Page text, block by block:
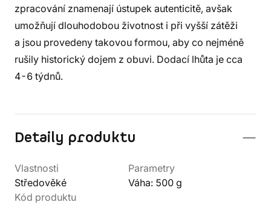
zpracování znamenají ústupek autenticitě, avšak
umožňují dlouhodobou životnost i při vyšší zátěži
a jsou provedeny takovou formou, aby co nejméně
rušily historický dojem z obuvi. Dodací lhůta je cca
4-6 týdnů.
Detaily produktu
Vlastnosti
Středověké
Parametry
Váha: 500 g
Kód produktu